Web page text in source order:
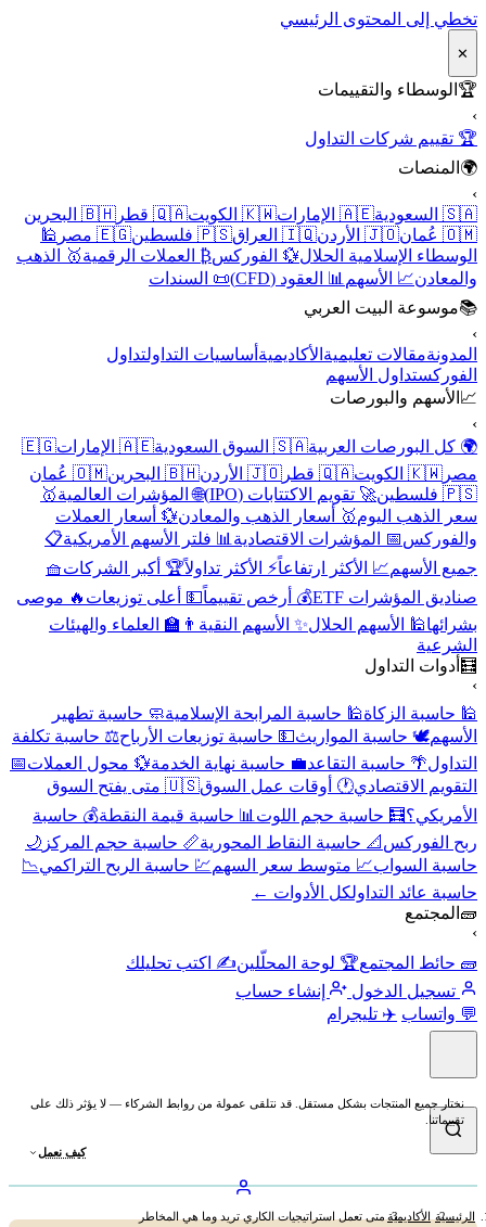
تخطي إلى المحتوى الرئيسي
✕
🏆 الوسطاء والتقييمات
›
🏆 تقييم شركات التداول
🌍 المنصات
›
🇸🇦 السعودية
🇦🇪 الإمارات 🇰🇼 الكويت 🇶🇦 قطر
🇧🇭 البحرين
🇴🇲 عُمان
🇯🇴 الأردن 🇮🇶 العراق 🇵🇸 فلسطين 🇪🇬 مصر
🕌
الوسطاء الإسلامية الحلال💱 الفوركس₿ العملات الرقمية🥇 الذهب
والمعادن📈 الأسهم 📊 العقود (CFD)
📜 السندات
📚موسوعة البيت العربي
›
المدونةمقالات تعليمية الأكاديمية أساسيات التداولتداول
الفوركستداول الأسهم
📈 الأسهم والبورصات
›
🌍 كل البورصات العربية🇸🇦 السوق السعودية 🇦🇪 الإمارات
🇪🇬
مصر 🇰🇼 الكويت 🇶🇦 قطر 🇯🇴 الأردن 🇧🇭 البحرين
🇴🇲 عُمان
🇵🇸 فلسطين
🚀 تقويم الاكتتابات (IPO) 🌐 المؤشرات العالمية🥇
سعر الذهب اليوم🥇 أسعار الذهب والمعادن💱 أسعار العملات
والفوركس📅 المؤشرات الاقتصادية 📊 فلتر الأسهم الأمريكية📋
جميع الأسهم📈 الأكثر ارتفاعاً⚡ الأكثر تداولاً🏆 أكبر الشركات🧺
صناديق المؤشرات ETF
💰 أرخص تقييماً💵 أعلى توزيعات 🔥 موصى
بشرائها🕌 الأسهم الحلال✨ الأسهم النقية 👨‍🏫 العلماء والهيئات
الشرعية
🧮 أدوات التداول
›
🕌 حاسبة الزكاة🕌 حاسبة المرابحة الإسلامية🧼 حاسبة تطهير
الأسهم🕊️ حاسبة المواريث💵 حاسبة توزيعات الأرباح⚖️ حاسبة تكلفة
التداول🌴 حاسبة التقاعد💼 حاسبة نهاية الخدمة💱 محول العملات📅
التقويم الاقتصادي🕐 أوقات عمل السوق
🇺🇸 متى يفتح السوق
الأمريكي؟🧮 حاسبة حجم اللوت 📊 حاسبة قيمة النقطة💰 حاسبة
ربح الفوركس 📐 حاسبة النقاط المحورية📏 حاسبة حجم المركز 🌙
حاسبة السواب📈 متوسط سعر السهم💹 حاسبة الربح التراكمي📉
حاسبة عائد التداولكل الأدوات ←
🧱 المجتمع
›
🧱 حائط المجتمع🏆 لوحة المحلّلين✍️ اكتب تحليلك
تسجيل الدخول
إنشاء حساب
💬 واتساب ✈️ تليجرام
نختار جميع المنتجات بشكل مستقل. قد نتلقى عمولة من روابط الشركاء — لا يؤثر ذلك على
تقييماتنا.
كيف نعمل
الرئيسية الأكاديمية متى تعمل استراتيجيات الكاري تريد وما هي المخاطر